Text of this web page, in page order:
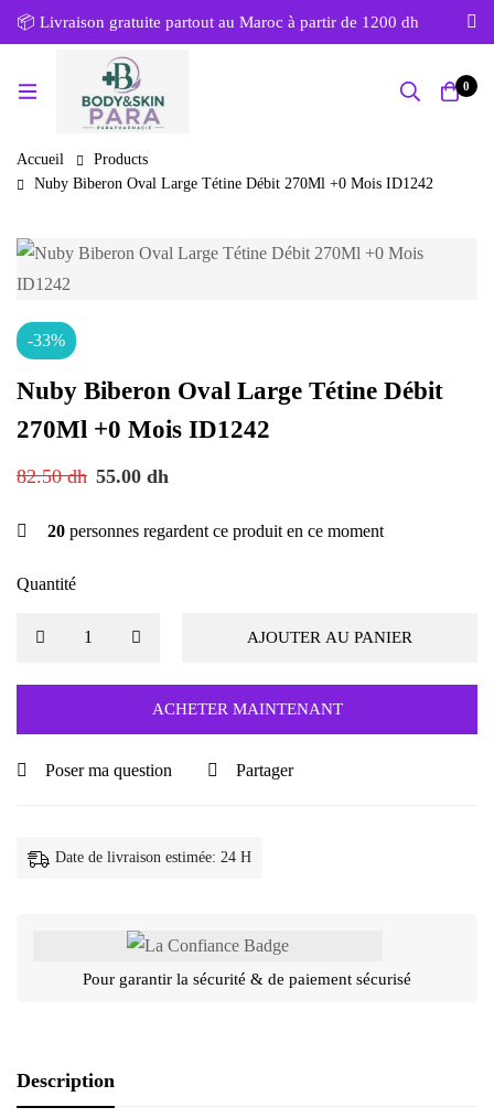
📦 Livraison gratuite partout au Maroc à partir de 1200 dh
0
Accueil
Products
Nuby Biberon Oval Large Tétine Débit 270Ml +0 Mois ID1242
-33%
Nuby Biberon Oval Large Tétine Débit
270Ml +0 Mois ID1242
82.50dh 55.00 dh
20 personnes regardent ce produit en ce moment
Quantité
AJOUTER AU PANIER
ACHETER MAINTENANT
Poser ma question Partager
Date de livraison estimée: 24 H
Pour garantir la sécurité & de paiement sécurisé
Description